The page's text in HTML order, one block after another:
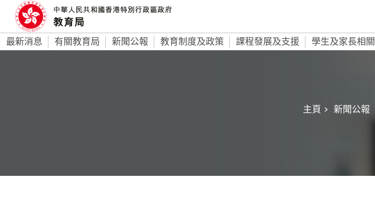
最新消息 有關教育局 新聞公報 教育制度及政策 課程發展及支援 學生及家長相關
主頁 > 新聞公報